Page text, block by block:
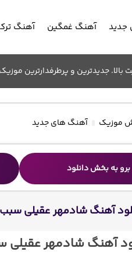
جدید آهنگ غمگین آهنگ
جدیدترین و پرطرفدارترین
موزیک آهنگ های جدید
برو به بخش دانلود
آهنگ شادمهر عقیلی
آهنگ شادمهر